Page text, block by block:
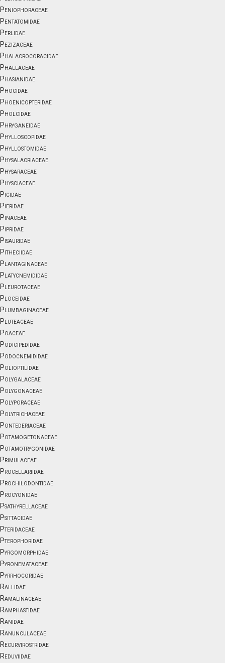
Peniophoraceae
Pentatomidae
Perlidae
Pezizaceae
Phalacrocoracidae
Phallaceae
Phasianidae
Phocidae
Phoenicopteridae
Pholcidae
Phryganeidae
Phylloscopidae
Phyllostomidae
Physalacriaceae
Physaraceae
Physciaceae
Picidae
Pieridae
Pinaceae
Pipridae
Pisauridae
Pitheciidae
Plantaginaceae
Platycnemididae
Pleurotaceae
Ploceidae
Plumbaginaceae
Pluteaceae
Poaceae
Podicipedidae
Podocnemididae
Polioptilidae
Polygalaceae
Polygonaceae
Polyporaceae
Polytrichaceae
Pontederiaceae
Potamogetonaceae
Potamotrygonidae
Primulaceae
Procellariidae
Prochilodontidae
Procyonidae
Psathyrellaceae
Psittacidae
Pteridaceae
Pterophoridae
Pyrgomorphidae
Pyronemataceae
Pyrrhocoridae
Rallidae
Ramalinaceae
Ramphastidae
Ranidae
Ranunculaceae
Recurvirostridae
Reduviidae